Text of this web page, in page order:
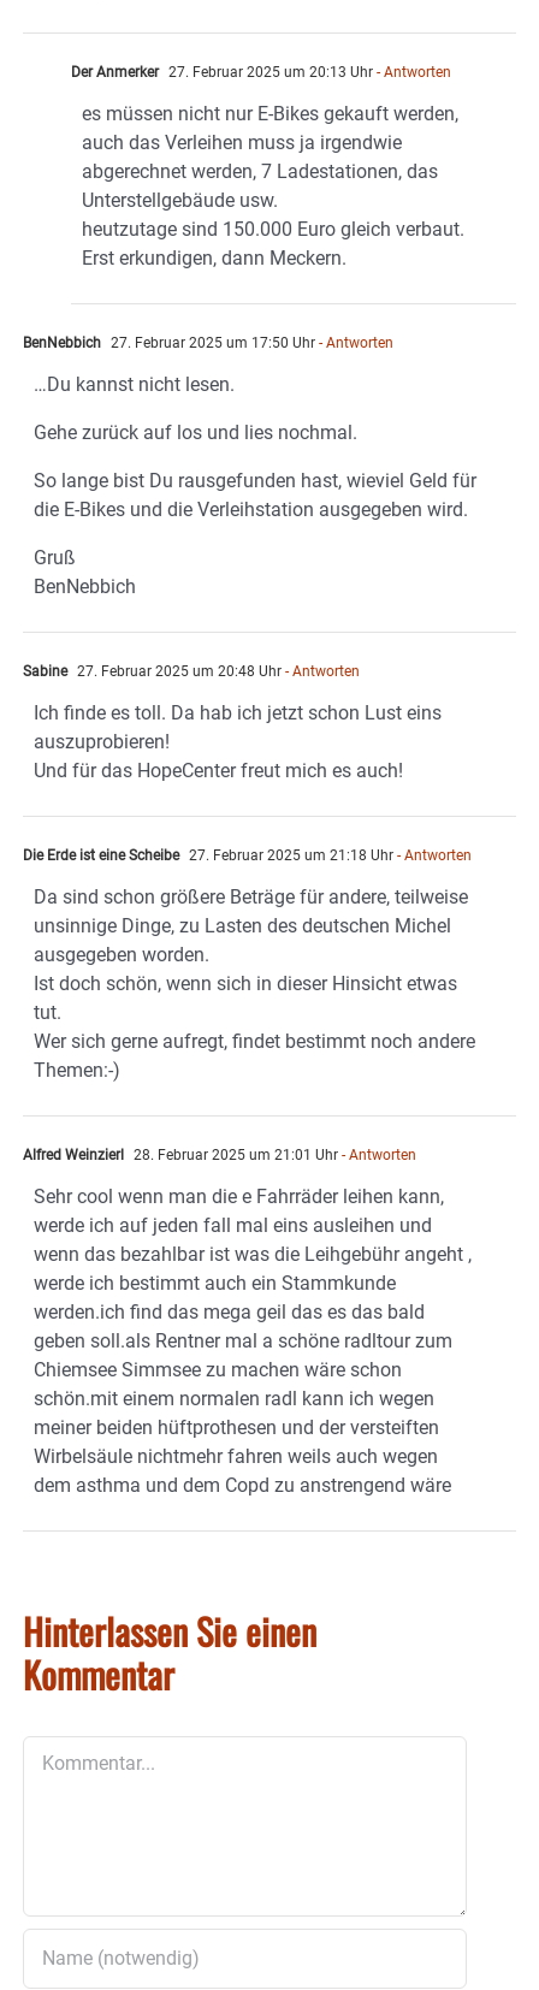
Der Anmerker 27. Februar 2025 um 20:13 Uhr - Antworten
es müssen nicht nur E-Bikes gekauft werden,
auch das Verleihen muss ja irgendwie
abgerechnet werden, 7 Ladestationen, das
Unterstellgebäude usw.
heutzutage sind 150.000 Euro gleich verbaut.
Erst erkundigen, dann Meckern.
BenNebbich 27. Februar 2025 um 17:50 Uhr - Antworten
…Du kannst nicht lesen.
Gehe zurück auf los und lies nochmal.
So lange bist Du rausgefunden hast, wieviel Geld für
die E-Bikes und die Verleihstation ausgegeben wird.
Gruß
BenNebbich
Sabine 27. Februar 2025 um 20:48 Uhr - Antworten
Ich finde es toll. Da hab ich jetzt schon Lust eins
auszuprobieren!
Und für das HopeCenter freut mich es auch!
Die Erde ist eine Scheibe 27. Februar 2025 um 21:18 Uhr - Antworten
Da sind schon größere Beträge für andere, teilweise
unsinnige Dinge, zu Lasten des deutschen Michel
ausgegeben worden.
Ist doch schön, wenn sich in dieser Hinsicht etwas
tut.
Wer sich gerne aufregt, findet bestimmt noch andere
Themen:-)
Alfred Weinzierl 28. Februar 2025 um 21:01 Uhr - Antworten
Sehr cool wenn man die e Fahrräder leihen kann,
werde ich auf jeden fall mal eins ausleihen und
wenn das bezahlbar ist was die Leihgebühr angeht ,
werde ich bestimmt auch ein Stammkunde
werden.ich find das mega geil das es das bald
geben soll.als Rentner mal a schöne radltour zum
Chiemsee Simmsee zu machen wäre schon
schön.mit einem normalen radl kann ich wegen
meiner beiden hüftprothesen und der versteiften
Wirbelsäule nichtmehr fahren weils auch wegen
dem asthma und dem Copd zu anstrengend wäre
Hinterlassen Sie einen
Kommentar